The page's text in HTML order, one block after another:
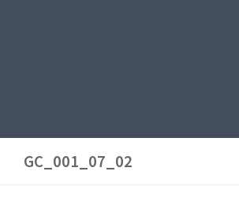
GC_001_07_02